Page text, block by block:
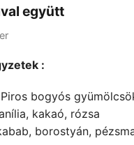
együtt
:
Piros bogyós
kakaó, rózsa
borostyán,